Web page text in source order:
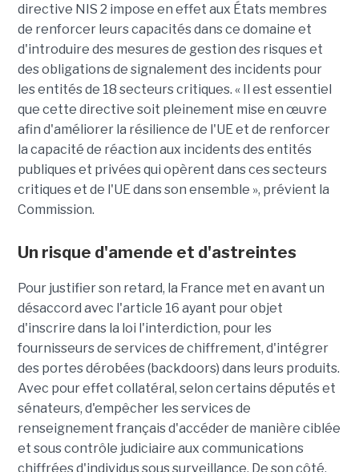
directive NIS 2 impose en effet aux États membres
de renforcer leurs capacités dans ce domaine et
d'introduire des mesures de gestion des risques et
des obligations de signalement des incidents pour
les entités de 18 secteurs critiques. « Il est essentiel
que cette directive soit pleinement mise en œuvre
afin d'améliorer la résilience de l'UE et de renforcer
la capacité de réaction aux incidents des entités
publiques et privées qui opèrent dans ces secteurs
critiques et de l'UE dans son ensemble », prévient la
Commission.
Un risque d'amende et d'astreintes
Pour justifier son retard, la France met en avant un
désaccord avec l'article 16 ayant pour objet
d'inscrire dans la loi l'interdiction, pour les
fournisseurs de services de chiffrement, d'intégrer
des portes dérobées (backdoors) dans leurs produits.
Avec pour effet collatéral, selon certains députés et
sénateurs, d'empêcher les services de
renseignement français d'accéder de manière ciblée
et sous contrôle judiciaire aux communications
chiffrées d'individus sous surveillance. De son côté,